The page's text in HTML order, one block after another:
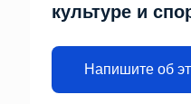
культуре и
Напишите об